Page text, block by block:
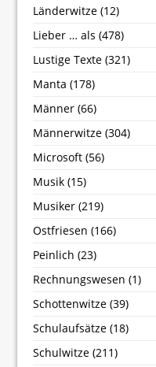
Länderwitze (12)
Lieber … als (478)
Lustige Texte (321)
Manta (178)
Männer (66)
Männerwitze (304)
Microsoft (56)
Musik (15)
Musiker (219)
Ostfriesen (166)
Peinlich (23)
Rechnungswesen (1)
Schottenwitze (39)
Schulaufsätze (18)
Schulwitze (211)